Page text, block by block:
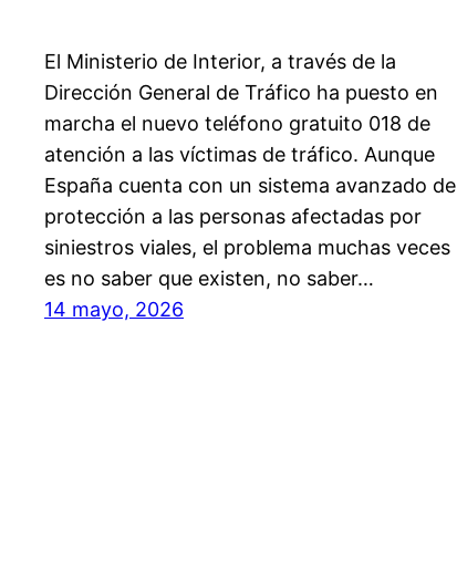
El Ministerio de Interior, a través de la
Dirección General de Tráfico ha puesto en
marcha el nuevo teléfono gratuito 018 de
atención a las víctimas de tráfico. Aunque
España cuenta con un sistema avanzado de
protección a las personas afectadas por
siniestros viales, el problema muchas veces
es no saber que existen, no saber…
14 mayo, 2026